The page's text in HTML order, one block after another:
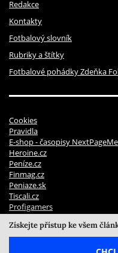
Redakce
Kontakty
Fotbalový slovník
Rubriky a štítky
Fotbalové pohádky Zdeňka
Cookies
Pravidla
E-shop - časopisy
Heroine.cz
Peníze.cz
Finmag.cz
Peniaze.sk
Tiscali.cz
Profigamers
Pravidla soutěží
© 2026 NextPage Media, s.r.o.
Získejte přístup ke všem